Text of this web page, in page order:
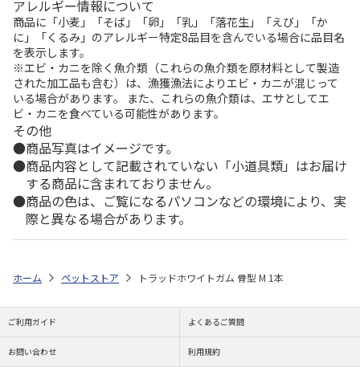
アレルギー情報について
商品に「小麦」「そば」「卵」「乳」「落花生」「えび」「か
に」「くるみ」のアレルギー特定8品目を含んでいる場合に品目名
を表示します。
※エビ・カニを除く魚介類（これらの魚介類を原材料として製造
された加工品も含む）は、漁獲漁法によりエビ・カニが混じって
いる場合があります。 また、これらの魚介類は、エサとしてエ
ビ・カニを食べている可能性があります。
その他
商品写真はイメージです。
商品内容として記載されていない「小道具類」はお届け
する商品に含まれておりません。
商品の色は、ご覧になるパソコンなどの環境により、実
際と異なる場合があります。
ホーム ペットストア トラッドホワイトガム 骨型 M 1本
ご利用ガイド よくあるご質問
お問い合わせ 利用規約